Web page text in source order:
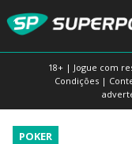
18+ | Jogue com
Condições |
POKER